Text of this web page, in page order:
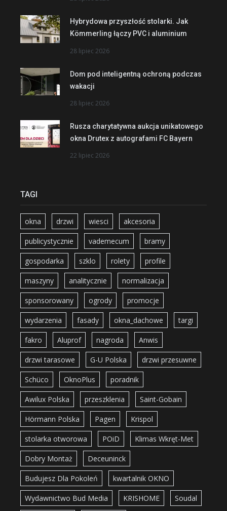
Hybrydowa przyszłość stolarki. Jak
Kömmerling łączy PVC i aluminium
28 lipiec 2026
Dom pod inteligentną ochroną podczas
wakacji
28 lipiec 2026
Rusza charytatywna aukcja unikatowego
okna Drutex z autografami FC Bayern
22 lipiec 2026
TAGI
okna drzwi wiesci akcesoria
publicystycznie vademecum bramy
gospodarka szklo rolety profile
maszyny analitycznie normalizacja
sponsorowany ogrody promocje
wydarzenia fasady okna_dachowe targi
fakro Aluprof nagroda Anwis
drzwi tarasowe G-U Polska drzwi przesuwne
Schüco OknoPlus poradnik
Awilux Polska przeszklenia Saint-Gobain
Hörmann Polska Pagen Krispol
stolarka otworowa POiD Klimas Wkręt-Met
Dobry Montaż Deceuninck
Budujesz Dla Pokoleń kwartalnik OKNO
Wydawnictwo Bud Media KRISHOME Soudal